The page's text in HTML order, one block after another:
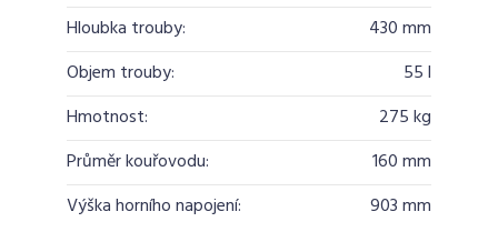
Hloubka trouby:
430 mm
Objem trouby:
55 l
Hmotnost:
275 kg
Průměr kouřovodu:
160 mm
Výška horního napojení:
903 mm